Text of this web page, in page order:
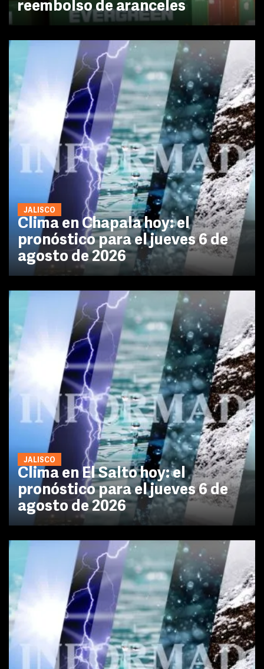
reembolso de aranceles
JALISCO
Clima en Chapala hoy: el
pronóstico para el jueves 6 de
agosto de 2026
JALISCO
Clima en El Salto hoy: el
pronóstico para el jueves 6 de
agosto de 2026